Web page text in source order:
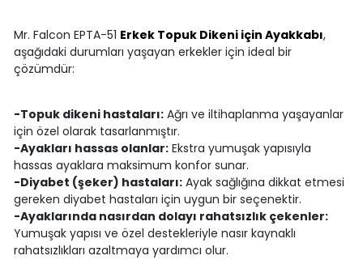
Mr. Falcon EPTA-51 Erkek Topuk Dikeni için Ayakkabı,
aşağıdaki durumları yaşayan erkekler için ideal bir
çözümdür:
-Topuk dikeni hastaları:Ağrı ve iltihaplanma yaşayanlar
için özel olarak tasarlanmıştır.
-Ayakları hassas olanlar:Ekstra yumuşak yapısıyla
hassas ayaklara maksimum konfor sunar.
-Diyabet (şeker) hastaları:Ayak sağlığına dikkat etmesi
gereken diyabet hastaları için uygun bir seçenektir.
-Ayaklarında nasırdan dolayı rahatsızlık çekenler:
Yumuşak yapısı ve özel destekleriyle nasır kaynaklı
rahatsızlıkları azaltmaya yardımcı olur.